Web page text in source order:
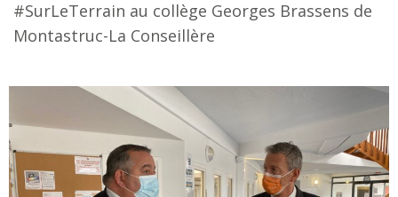
#SurLeTerrain au collège Georges Brassens de
Montastruc-La Conseillère